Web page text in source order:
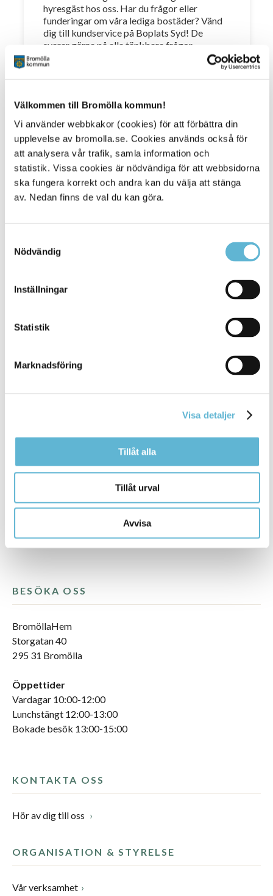
Välkommen till Bromölla kommun!
Vi använder webbkakor (cookies) för att förbättra din
upplevelse av bromolla.se. Cookies används också för
att analysera vår trafik, samla information och
statistik. Vissa cookies är nödvändiga för att webbsidorna
ska fungera korrekt och andra kan du välja att stänga
av. Nedan finns de val du kan göra.
Nödvändig
Inställningar
Statistik
Marknadsföring
Visa detaljer
Tillåt alla
Tillåt urval
Avvisa
hyresgäst hos oss. Har du frågor eller
funderingar om våra lediga bostäder? Vänd
dig till kundservice på Boplats Syd! De
svarar gärna på alla tänkbara frågor.
Lediga lokaler
Du finner alla våra lediga lokaler på
Både för större verksamheter men även
lokaler för mindre föreningar,
BESÖKA OSS
BromöllaHem
Storgatan 40
295 31 Bromölla
Öppettider
Vardagar 10:00-12:00
Lunchstängt 12:00-13:00
Bokade besök 13:00-15:00
KONTAKTA OSS
Hör av dig till oss
ORGANISATION & STYRELSE
Vår verksamhet